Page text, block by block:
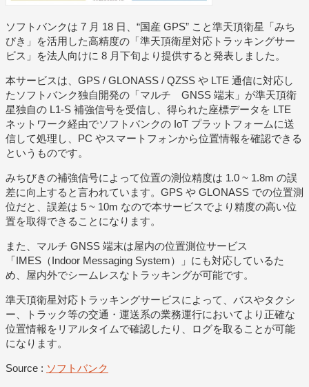
ソフトバンクは 7 月 18 日、“国産 GPS” こと準天頂衛星「みち
びき」を活用した高精度の「準天頂衛星対応トラッキングサー
ビス」を法人向けに 8 月下旬より提供すると発表しました。
本サービスは、GPS / GLONASS / QZSS や LTE 通信に対応し
たソフトバンク独自開発の「マルチ GNSS 端末」が準天頂衛
星独自の L1-S 補強信号を受信し、得られた座標データを LTE
ネットワーク経由でソフトバンクの IoT プラットフォームに送
信して処理し、PC やスマートフォンから位置情報を確認できる
というものです。
みちびきの補強信号によって位置の測位精度は 1.0 ~ 1.8m の誤
差に向上すると言われています。GPS や GLONASS での位置測
位だと、誤差は 5 ~ 10m なので本サービスでより精度の高い位
置を取得できることになります。
また、マルチ GNSS 端末は屋内の位置測位サービス
「IMES（Indoor Messaging System）」にも対応しているた
め、屋内外でシームレスなトラッキングが可能です。
準天頂衛星対応トラッキングサービスによって、バスやタクシ
ー、トラック等の交通・運送系の業務運行においてより正確な
位置情報をリアルタイムで確認したり、ログを取ることが可能
になります。
Source : ソフトバンク